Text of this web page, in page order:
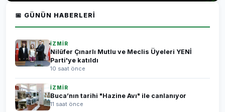
📅 GÜNÜN HABERLERI
İZMİR
Nilüfer Çınarlı Mutlu ve Meclis Üyeleri YENİ
Parti'ye katıldı
10 saat önce
İZMİR
Buca’nın tarihi "Hazine Avı" ile canlanıyor
11 saat önce